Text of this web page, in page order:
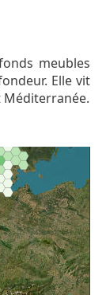
meubles
Elle vit
Méditerranée.